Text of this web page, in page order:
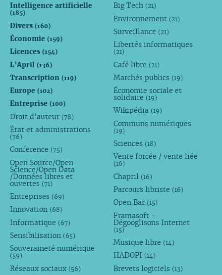
Intelligence artificielle
(185)
Divers (160)
Économie (159)
Licences (154)
L’April (136)
Transcription (119)
Europe (102)
Entreprise (100)
Droit d’auteur (78)
État et administrations
(76)
Conference (75)
Open Source/Open
Science/Open Data
/Données libres et
ouvertes (71)
Entreprises (69)
Innovation (68)
Informatique (67)
Sensibilisation (65)
Souveraineté numérique
(59)
Réseaux sociaux (56)
Big Tech (21)
Environnement (21)
Surveillance (21)
Libertés informatiques
(21)
Café libre (21)
Marchés publics (19)
Économie sociale et
solidaire (19)
Wikipédia (19)
Communs numériques
(19)
Sciences (18)
Vente forcée / vente liée
(16)
Chapril (16)
Parcours libriste (16)
Open Bar (15)
Framasoft -
Dégooglisons Internet
(15)
Musique libre (14)
HADOPI (14)
Brevets logiciels (13)